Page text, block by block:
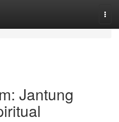
Jantung